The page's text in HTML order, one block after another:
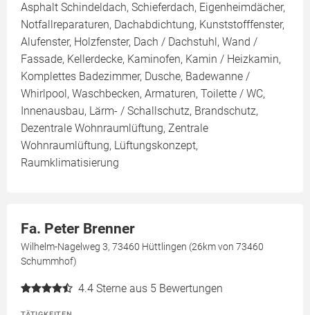
Asphalt Schindeldach, Schieferdach, Eigenheimdächer,
Notfallreparaturen, Dachabdichtung, Kunststofffenster,
Alufenster, Holzfenster, Dach / Dachstuhl, Wand /
Fassade, Kellerdecke, Kaminofen, Kamin / Heizkamin,
Komplettes Badezimmer, Dusche, Badewanne /
Whirlpool, Waschbecken, Armaturen, Toilette / WC,
Innenausbau, Lärm- / Schallschutz, Brandschutz,
Dezentrale Wohnraumlüftung, Zentrale
Wohnraumlüftung, Lüftungskonzept,
Raumklimatisierung
Fa. Peter Brenner
Wilhelm-Nagelweg 3, 73460 Hüttlingen (26km von 73460
Schummhof)
4.4 Sterne aus 5 Bewertungen